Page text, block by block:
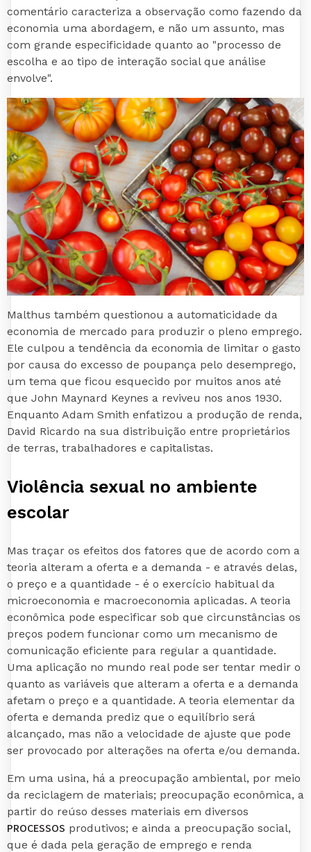
comentário caracteriza a observação como fazendo da
economia uma abordagem, e não um assunto, mas
com grande especificidade quanto ao "processo de
escolha e ao tipo de interação social que análise
envolve".
Malthus também questionou a automaticidade da
economia de mercado para produzir o pleno emprego.
Ele culpou a tendência da economia de limitar o gasto
por causa do excesso de poupança pelo desemprego,
um tema que ficou esquecido por muitos anos até
que John Maynard Keynes a reviveu nos anos 1930.
Enquanto Adam Smith enfatizou a produção de renda,
David Ricardo na sua distribuição entre proprietários
de terras, trabalhadores e capitalistas.
Violência sexual no ambiente
escolar
Mas traçar os efeitos dos fatores que de acordo com a
teoria alteram a oferta e a demanda - e através delas,
o preço e a quantidade - é o exercício habitual da
microeconomia e macroeconomia aplicadas. A teoria
econômica pode especificar sob que circunstâncias os
preços podem funcionar como um mecanismo de
comunicação eficiente para regular a quantidade.
Uma aplicação no mundo real pode ser tentar medir o
quanto as variáveis que alteram a oferta e a demanda
afetam o preço e a quantidade. A teoria elementar da
oferta e demanda prediz que o equilíbrio será
alcançado, mas não a velocidade de ajuste que pode
ser provocado por alterações na oferta e/ou demanda.
Em uma usina, há a preocupação ambiental, por meio
da reciclagem de materiais; preocupação econômica, a
partir do reúso desses materiais em diversos
PROCESSOS produtivos; e ainda a preocupação social,
que é dada pela geração de emprego e renda